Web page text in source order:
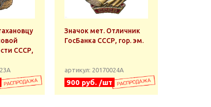
СССР,
Значок мет. Отличник
ГосБанка СССР, гор. эм.
артикул: 20170024А
900 руб. /шт